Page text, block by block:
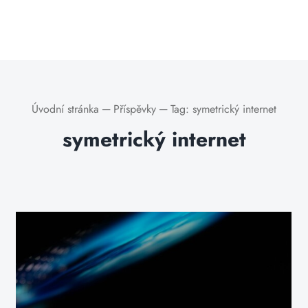
Úvodní stránka ─ Příspěvky ─ Tag: symetrický internet
symetrický internet